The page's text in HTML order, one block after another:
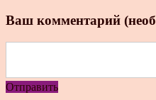
Ваш комментарий
Отправить